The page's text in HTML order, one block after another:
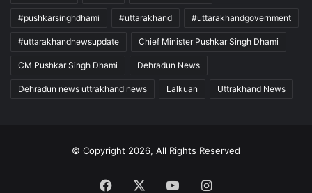
#pushkarsinghdhami #uttarakhand #uttarakhandgovernment
#uttarakhandnewsupdate Chief Minister Pushkar Singh Dhami
CM Pushkar Singh Dhami Dehradun News
Dehradun news uttrakhand news Lalkuan Uttrakhand News
© Copyright 2026, All Rights Reserved
Facebook YouTubeInstagram